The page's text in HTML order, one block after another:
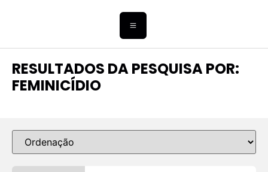
RESULTADOS DA PESQUISA POR:
FEMINICÍDIO